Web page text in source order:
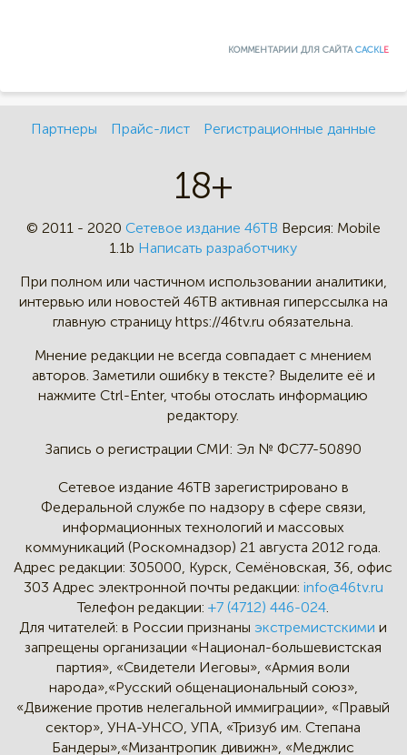
КОММЕНТАРИИ ДЛЯ САЙТАCACKLE
Партнеры Прайс-лист Регистрационные данные
18+
© 2011 - 2020 Сетевое издание 46ТВ Версия: Mobile
1.1b Написать разработчику
При полном или частичном использовании аналитики,
интервью или новостей 46TB активная гиперссылка на
главную страницу https://46tv.ru обязательна.
Мнение редакции не всегда совпадает с мнением
авторов. Заметили ошибку в тексте? Выделите её и
нажмите Ctrl-Enter, чтобы отослать информацию
редактору.
Запись о регистрации СМИ: Эл № ФС77-50890
Сетевое издание 46ТВ зарегистрировано в
Федеральной службе по надзору в сфере связи,
информационных технологий и массовых
коммуникаций (Роскомнадзор) 21 августа 2012 года.
Адрес редакции: 305000, Курск, Семёновская, 36, офис
303 Адрес электронной почты редакции: info@46tv.ru
Телефон редакции: +7 (4712) 446-024.
Для читателей: в России признаныэкстремистскими и
запрещены организации «Национал-большевистская
партия», «Свидетели Иеговы», «Армия воли
народа»,«Русский общенациональный союз»,
«Движение против нелегальной иммиграции», «Правый
сектор», УНА-УНСО, УПА, «Тризуб им. Степана
Бандеры»,«Мизантропик дивижн», «Меджлис